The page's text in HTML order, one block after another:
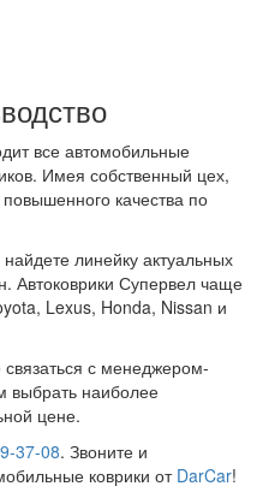
все автомобильные
Имея собственный цех,
качества по
линейку актуальных
Автоковрики Супервел чаще
Lexus, Honda, Nissan и
с менеджером-
выбрать наиболее
цене.
37-08. Звоните и
коврики от DarCar!